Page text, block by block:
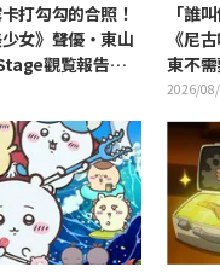
打勾勾的合照！
女》聲優・東山
觀覧報告引
天使啊」的反響
「誰
《尼
東不
2026/